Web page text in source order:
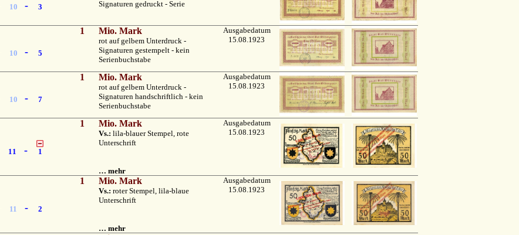
10 - 3
Signaturen gedruckt - Serie
10 - 5
1 Mio. Mark
rot auf gelbem Unterdruck -
Signaturen gestempelt - kein
Serienbuchstabe
Ausgabedatum
15.08.1923
10 - 7
1 Mio. Mark
rot auf gelbem Unterdruck -
Signaturen handschriftlich - kein
Serienbuchstabe
Ausgabedatum
15.08.1923
11 - 1
1 Mio. Mark
Vs.: lila-blauer Stempel, rote
Unterschrift
… mehr
Ausgabedatum
15.08.1923
11 - 2
1 Mio. Mark
Vs.: roter Stempel, lila-blaue
Unterschrift
… mehr
Ausgabedatum
15.08.1923